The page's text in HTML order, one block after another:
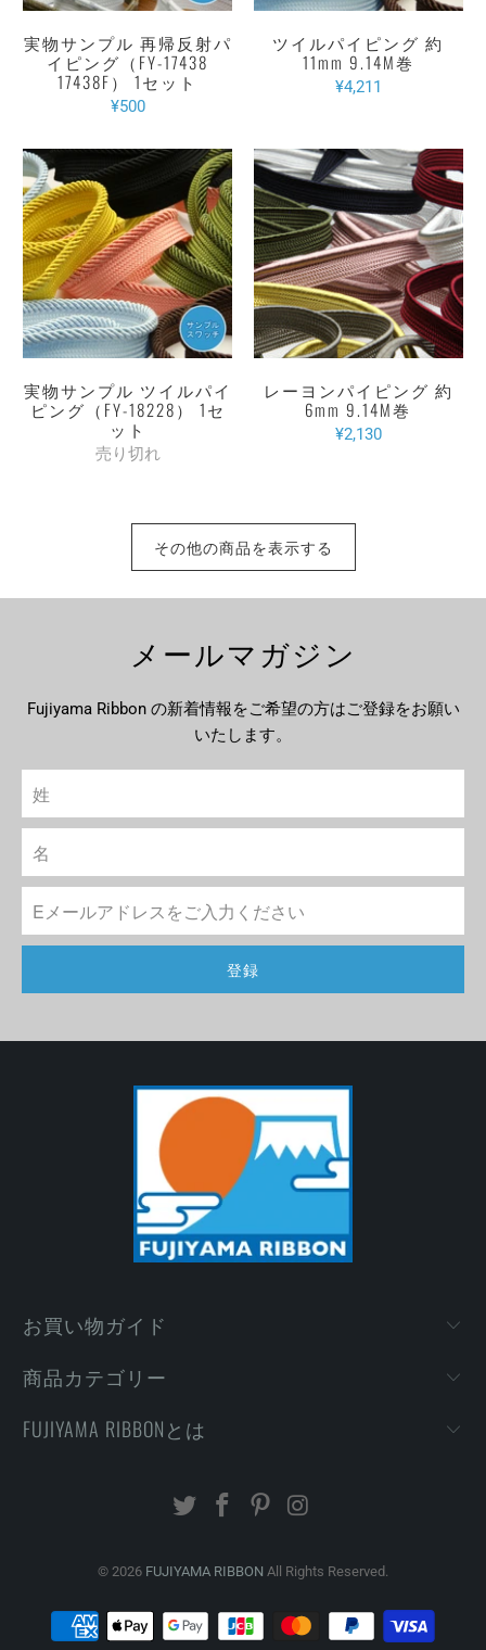
実物サンプル 再帰反射パ
イピング（FY-17438
17438F） 1セット
¥500
ツイルパイピング 約
11mm 9.14M巻
¥4,211
実物サンプル ツイルパイ
ピング（FY-18228） 1セ
ット
売り切れ
レーヨンパイピング 約
6mm 9.14M巻
¥2,130
その他の商品を表示する
メールマガジン
Fujiyama Ribbon の新着情報をご希望の方はご登録をお願い
いたします。
お買い物ガイド
商品カテゴリー
FUJIYAMA RIBBONとは
© 2026 FUJIYAMA RIBBON All Rights Reserved.